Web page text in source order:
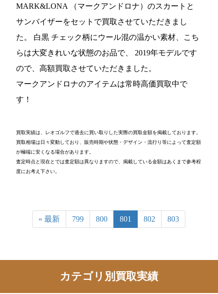
MARK&LONA （マークアンドロナ）のスカートと
サンバイザーをセットで買取させていただきまし
た。 白黒 チェック柄にウール混の温かい素材、こち
らは大変きれいな状態のお品で、 2019年モデルです
ので、高額買取させていただきました。
マークアンドロナのアイテムは常時高価買取中で
す！
買取実績は、レオゴルフで過去に買い取りした実際の買取金額を掲載しております。
買取相場は日々変動しており、販売時期や状態・デザイン・流行り等によって査定額
が極端に安くなる場合があります。
査定時点と現在とでは査定額は異なりますので、掲載している金額はあくまで参考程
度にお考え下さい。
« 最新 799 800 801 802 803
カテゴリ別買取実績